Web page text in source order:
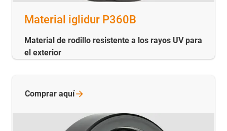
Material iglidur P360B
Material de rodillo resistente a los rayos UV para
el exterior
Comprar aquí